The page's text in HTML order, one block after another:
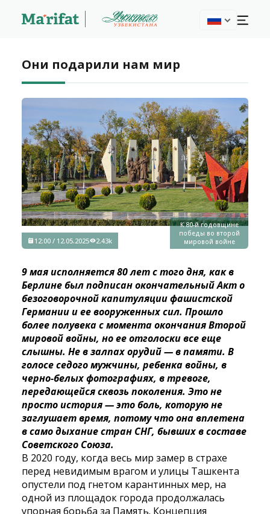
Они подарили нам мир
К 80-й годовщине
победы во второй
мировой войне
12:00 / 12.05.2025 2.43k
9 мая исполняется 80 лет с того дня, как в
Берлине был подписан окончательный Акт о
безоговорочной капитуляции фашистской
Германии и ее вооруженных сил. Прошло
более полувека с момента окончания Второй
мировой войны, но ее отголоски все еще
слышны. Не в залпах орудий — в памяти. В
голосе седого мужчины, ребенка войны, в
черно-белых фотографиях, в тревоге,
передающейся сквозь поколения. Это не
просто история — это боль, которую не
заглушает время, потому что она вплетена
в само дыхание стран СНГ, бывших в составе
Советского Союза.
В 2020 году, когда весь мир замер в страхе
перед невидимым врагом и улицы Ташкента
опустели под гнетом карантинных мер, на
одной из площадок города продолжалась
упорная борьба за Память. Концепция